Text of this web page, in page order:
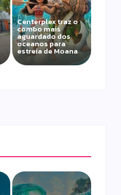
Centerplex traz o
combo mais
aguardado dos
oceanos para
estreia de Moana